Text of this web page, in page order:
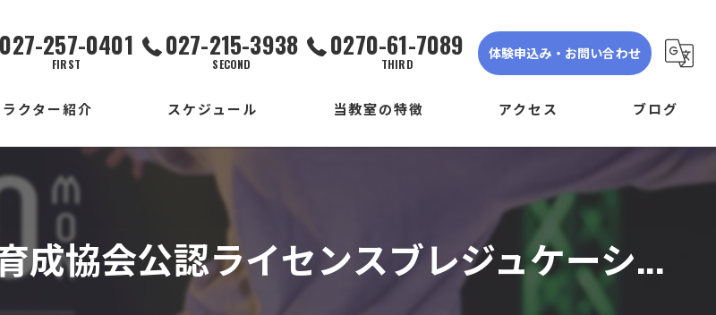
027-257-0401
FIRST
027-215-3938
SECOND
0270-61-7089
THIRD
体験申込み・お問い合わせ
クター紹介 スケジュール
FIRST校
THIRD校
出張校
当教室の特徴
初心者
アクセス
DANCE STUDIO TRIGER SECOND
DANCE STUDIO TRIGER THIRD
ブログ
成協会公認ライセンスブレジュケーシ...